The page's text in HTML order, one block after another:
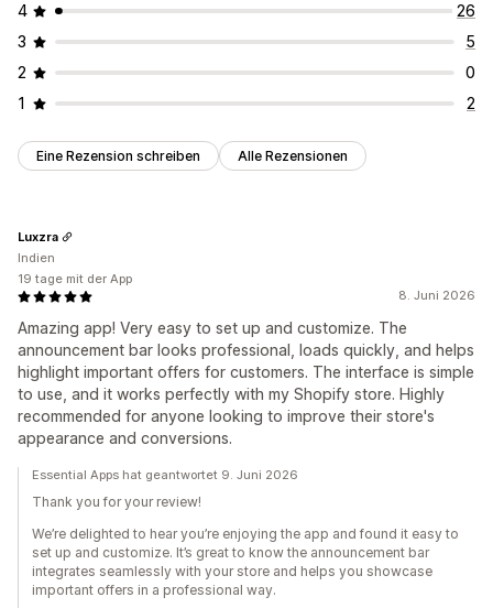
4
26
3
5
2
0
1
2
Eine Rezension schreiben Alle Rezensionen
8. Juni 2026
Amazing app! Very easy to set up and customize. The
announcement bar looks professional, loads quickly, and helps
highlight important offers for customers. The interface is simple
to use, and it works perfectly with my Shopify store. Highly
recommended for anyone looking to improve their store's
appearance and conversions.
Luxzra
Indien
19 tage mit der App
Essential Apps hat geantwortet 9. Juni 2026
Thank you for your review!
We’re delighted to hear you’re enjoying the app and found it easy to
set up and customize. It’s great to know the announcement bar
integrates seamlessly with your store and helps you showcase
important offers in a professional way.